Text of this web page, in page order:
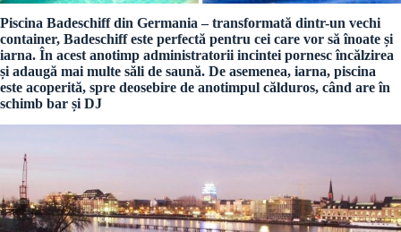
Piscina Badeschiff din Germania – transformată dintr-un vechi
container, Badeschiff este perfectă pentru cei care vor să înoate și
iarna. În acest anotimp administratorii incintei pornesc încălzirea
și adaugă mai multe săli de saună. De asemenea, iarna, piscina
este acoperită, spre deosebire de anotimpul călduros, când are în
schimb bar și DJ